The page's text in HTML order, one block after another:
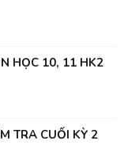
HỌC 10, 11 HK2
TRA CUỐI KỲ 2